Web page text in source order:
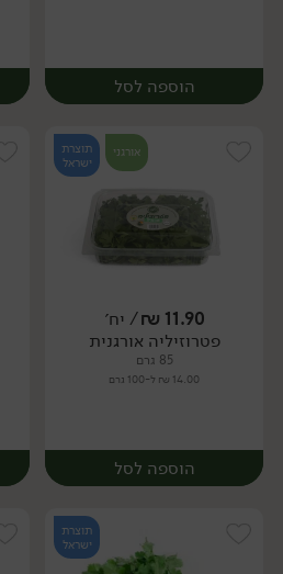
הוספה לסל
יח׳
אורגני
תוצרת
ישראל
11.90
₪/ יח׳
פטרוזיליה אורגנית
85 גרם
14.00 ₪ ל-100 גרם
הוספה לסל
תוצרת
ישראל